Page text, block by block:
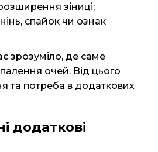
зіниці;
спайок чи ознак
зрозуміло, де саме
очей. Від цього
та потреба в додаткових
додаткові